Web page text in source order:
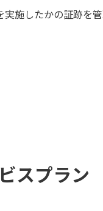
施したかの証跡を管
スプラン